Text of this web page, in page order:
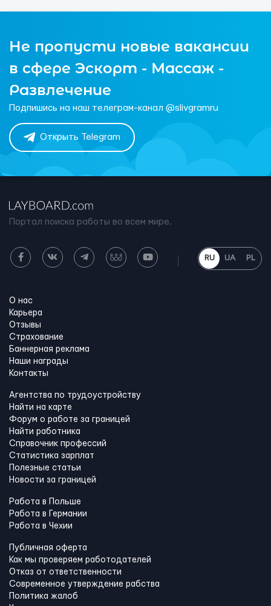
Не пропусти новые вакансии
в сфере Эскорт - Массаж -
Развлечение
Подпишись на наш телеграм-канал @slivgramru
Открыть Telegram
Портал поиска работы во всем мире.
RU UA PL
О нас
Карьера
Отзывы
Страхование
Баннерная реклама
Наши награды
Контакты
Агентства по трудоустройству
Найти на карте
Форум о работе за границей
Найти работника
Справочник профессий
Статистика зарплат
Полезные статьи
Новости за границей
Работа в Польше
Работа в Германии
Работа в Чехии
Публичная оферта
Как мы проверяем работодателей
Отказ от ответственности
Современное утверждение рабства
Политика жалоб